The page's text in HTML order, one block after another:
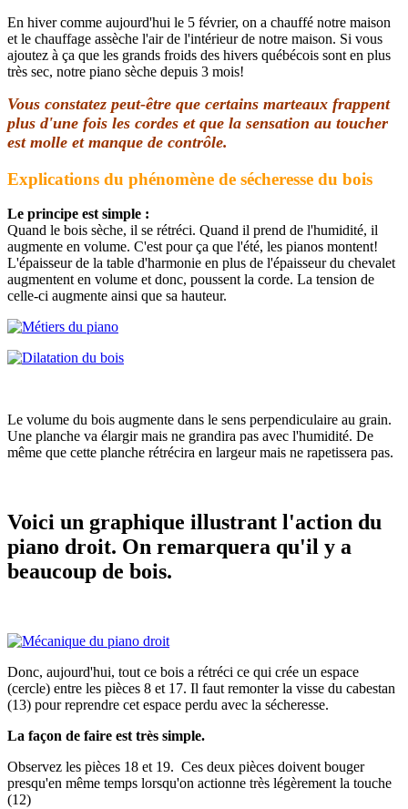
En hiver comme aujourd'hui le 5 février, on a chauffé notre maison
et le chauffage assèche l'air de l'intérieur de notre maison. Si vous
ajoutez à ça que les grands froids des hivers québécois sont en plus
très sec, notre piano sèche depuis 3 mois!
Vous constatez peut-être que certains marteaux frappent
plus d'une fois les cordes et que la sensation au toucher
est molle et manque de contrôle.
Explications du phénomène de sécheresse du bois
Le principe est simple :
Quand le bois sèche, il se rétréci. Quand il prend de l'humidité, il
augmente en volume. C'est pour ça que l'été, les pianos montent!
L'épaisseur de la table d'harmonie en plus de l'épaisseur du chevalet
augmentent en volume et donc, poussent la corde. La tension de
celle-ci augmente ainsi que sa hauteur.
Le volume du bois augmente dans le sens perpendiculaire au grain.
Une planche va élargir mais ne grandira pas avec l'humidité. De
même que cette planche rétrécira en largeur mais ne rapetissera pas.
Voici un graphique illustrant l'action du
piano droit. On remarquera qu'il y a
beaucoup de bois.
Donc, aujourd'hui, tout ce bois a rétréci ce qui crée un espace
(cercle) entre les pièces 8 et 17. Il faut remonter la visse du cabestan
(13) pour reprendre cet espace perdu avec la sécheresse.
La façon de faire est très simple.
Observez les pièces 18 et 19. Ces deux pièces doivent bouger
presqu'en même temps lorsqu'on actionne très légèrement la touche
(12)